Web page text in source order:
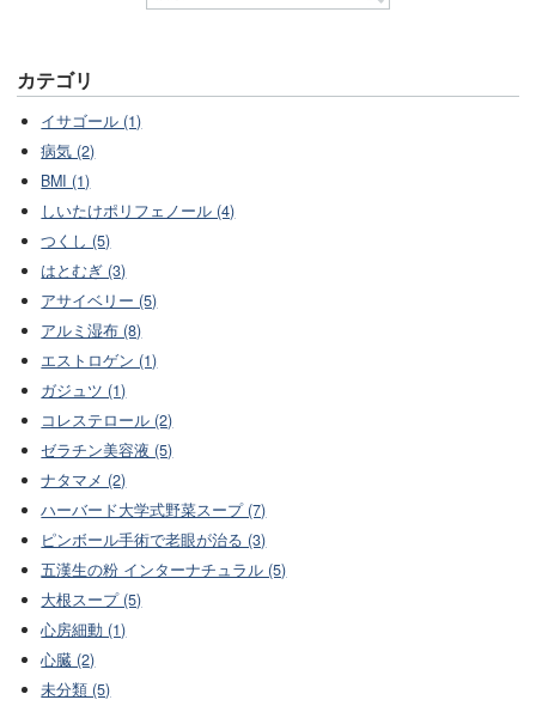
カテゴリ
イサゴール (1)
病気 (2)
BMI (1)
しいたけポリフェノール (4)
つくし (5)
はとむぎ (3)
アサイベリー (5)
アルミ湿布 (8)
エストロゲン (1)
ガジュツ (1)
コレステロール (2)
ゼラチン美容液 (5)
ナタマメ (2)
ハーバード大学式野菜スープ (7)
ピンボール手術で老眼が治る (3)
五漢生の粉 インターナチュラル (5)
大根スープ (5)
心房細動 (1)
心臓 (2)
未分類 (5)